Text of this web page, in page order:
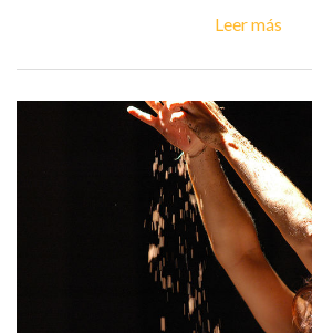
Leer más